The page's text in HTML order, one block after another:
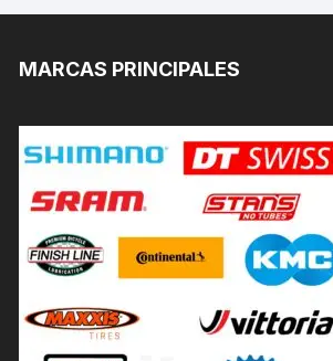
MARCAS PRINCIPALES